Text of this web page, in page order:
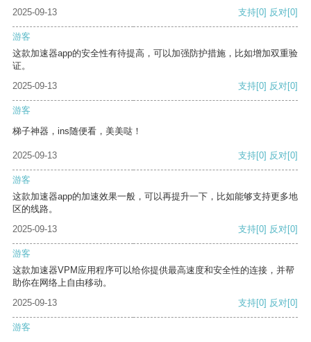
2025-09-13 支持[0] 反对[0]
游客
这款加速器app的安全性有待提高，可以加强防护措施，比如增加双重验
证。
2025-09-13
支持[0] 反对[0]
游客
梯子神器，ins随便看，美美哒！
2025-09-13 支持[0] 反对[0]
游客
这款加速器app的加速效果一般，可以再提升一下，比如能够支持更多地
区的线路。
2025-09-13
支持[0] 反对[0]
游客
这款加速器VPM应用程序可以给你提供最高速度和安全性的连接，并帮
助你在网络上自由移动。
2025-09-13
支持[0] 反对[0]
游客